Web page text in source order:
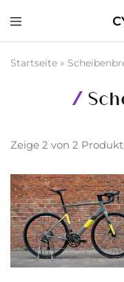
Butik
Startseite »
Zeige 2 von 2